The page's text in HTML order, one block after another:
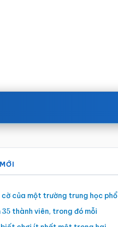
cờ của một trường trung học phổ
35 thành viên, trong đó mỗi